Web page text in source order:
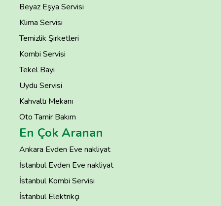
Beyaz Eşya Servisi
Klima Servisi
Temizlik Şirketleri
Kombi Servisi
Tekel Bayi
Uydu Servisi
Kahvaltı Mekanı
Oto Tamir Bakım
En Çok Aranan
Ankara Evden Eve nakliyat
İstanbul Evden Eve nakliyat
İstanbul Kombi Servisi
İstanbul Elektrikçi